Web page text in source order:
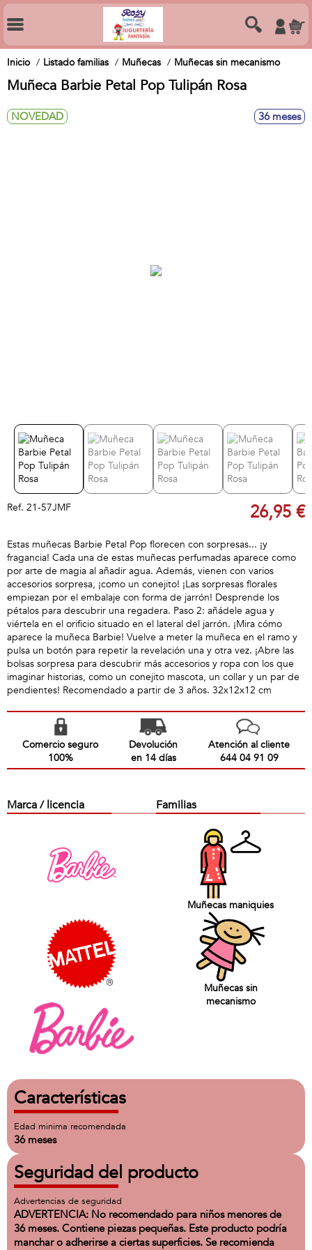
Inicio Listado familias Muñecas Muñecas sin mecanismo
Muñeca Barbie Petal Pop Tulipán Rosa
NOVEDAD 36 meses
Ref. 21-57JMF 26,95 €
Estas muñecas Barbie Petal Pop florecen con sorpresas... ¡y
fragancia! Cada una de estas muñecas perfumadas aparece como
por arte de magia al añadir agua. Además, vienen con varios
accesorios sorpresa, ¡como un conejito! ¡Las sorpresas florales
empiezan por el embalaje con forma de jarrón! Desprende los
pétalos para descubrir una regadera. Paso 2: añádele agua y
viértela en el orificio situado en el lateral del jarrón. ¡Mira cómo
aparece la muñeca Barbie! Vuelve a meter la muñeca en el ramo y
pulsa un botón para repetir la revelación una y otra vez. ¡Abre las
bolsas sorpresa para descubrir más accesorios y ropa con los que
imaginar historias, como un conejito mascota, un collar y un par de
pendientes! Recomendado a partir de 3 años. 32x12x12 cm
Comercio seguro
100%
Devolución
en 14 días
Atención al cliente
644 04 91 09
Marca / licencia Familias
Muñecas maniquies
Muñecas sin
mecanismo
Características
Edad minima recomendada
36 meses
Seguridad del producto
Advertencias de seguridad
ADVERTENCIA: No recomendado para niños menores de
36 meses. Contiene piezas pequeñas. Este producto podría
manchar o adherirse a ciertas superficies. Se recomienda